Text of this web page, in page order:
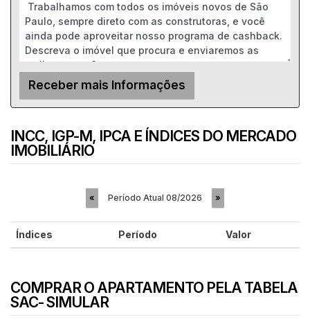
INCC, IGP-M, IPCA E ÍNDICES DO MERCADO
IMOBILIÁRIO
« Período Atual 08/2026 »
Índices Período Valor
COMPRAR O APARTAMENTO PELA TABELA
SAC- SIMULAR